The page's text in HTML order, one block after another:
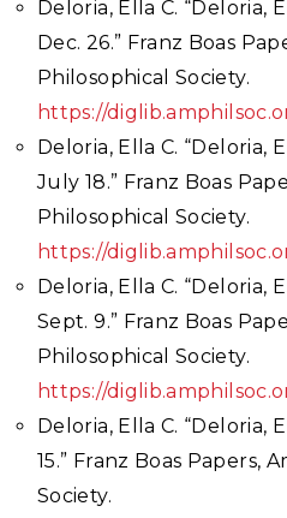
Deloria, Ella C. “Deloria,
Dec. 26.” Franz Boas
Philosophical Society.
https://
Deloria, Ella C. “Deloria,
July 18.” Franz Boas
Philosophical Society.
https://
Deloria, Ella C. “Deloria,
Sept. 9.” Franz Boas
Philosophical Society.
https://
Deloria, Ella C. “Deloria,
15.” Franz Boas Papers,
Society.